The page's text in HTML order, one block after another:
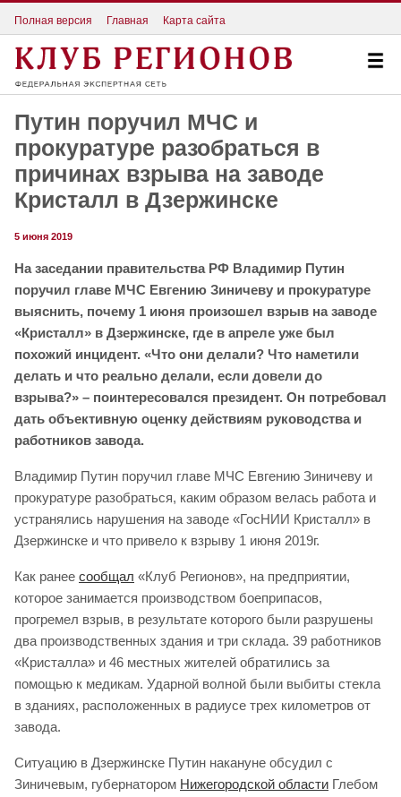
Полная версия Главная Карта сайта
Путин поручил МЧС и
прокуратуре разобраться в
причинах взрыва на заводе
Кристалл в Дзержинске
5 июня 2019
На заседании правительства РФ Владимир Путин
поручил главе МЧС Евгению Зиничеву и прокуратуре
выяснить, почему 1 июня произошел взрыв на заводе
«Кристалл» в Дзержинске, где в апреле уже был
похожий инцидент. «Что они делали? Что наметили
делать и что реально делали, если довели до
взрыва?» – поинтересовался президент. Он потребовал
дать объективную оценку действиям руководства и
работников завода.
Владимир Путин поручил главе МЧС Евгению Зиничеву и
прокуратуре разобраться, каким образом велась работа и
устранялись нарушения на заводе «ГосНИИ Кристалл» в
Дзержинске и что привело к взрыву 1 июня 2019г.
Как ранее сообщал «Клуб Регионов», на предприятии,
которое занимается производством боеприпасов,
прогремел взрыв, в результате которого были разрушены
два производственных здания и три склада. 39 работников
«Кристалла» и 46 местных жителей обратились за
помощью к медикам. Ударной волной были выбиты стекла
в зданиях, расположенных в радиусе трех километров от
завода.
Ситуацию в Дзержинске Путин накануне обсудил с
Зиничевым, губернатором Нижегородской области Глебом